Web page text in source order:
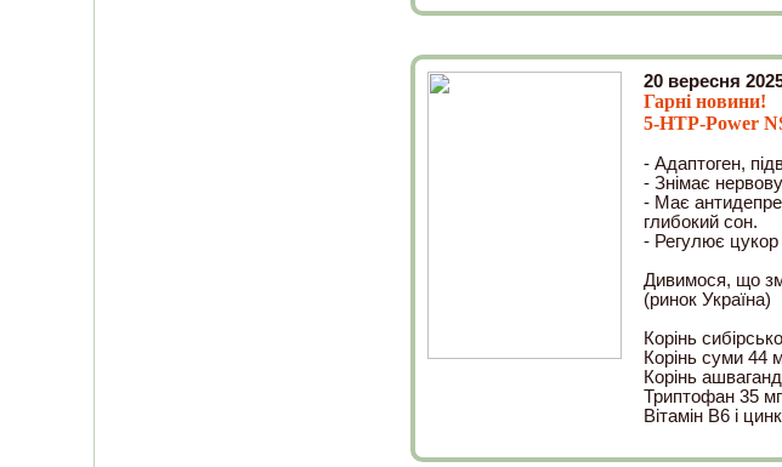
20 вересня
Гарні новини!
5-HTP-Power
- Адаптоген,
- Знімає нервову
- Має
глибокий сон.
- Регулює цукор
Дивимося, що
(ринок Україна)
Корінь
Корінь суми 44
Корінь
Триптофан 35
Вітамін В6 і